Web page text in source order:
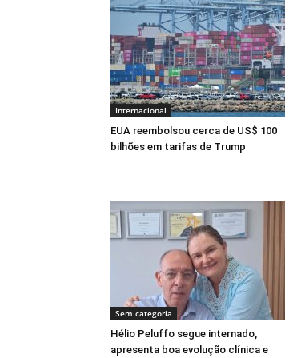
Internacional
EUA reembolsou cerca de US$ 100
bilhões em tarifas de Trump
Sem categoria
Hélio Peluffo segue internado,
apresenta boa evolução clínica e